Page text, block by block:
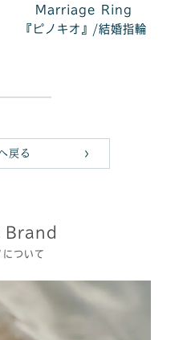
Marriage Ring
『ピノキオ』/結婚指輪
戻る
Brand
について